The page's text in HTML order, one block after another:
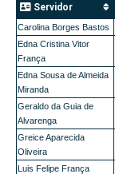
Servidor
Carolina Borges Bastos
Edna Cristina Vitor
França
Edna Sousa de Almeida
Miranda
Geraldo da Guia de
Alvarenga
Greice Aparecida
Oliveira
Luis Felipe França